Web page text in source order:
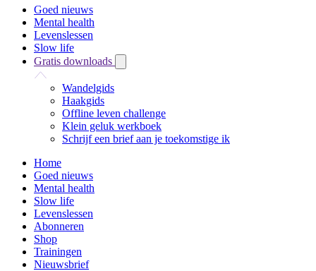
Goed nieuws
Mental health
Levenslessen
Slow life
Gratis downloads
Wandelgids
Haakgids
Offline leven challenge
Klein geluk werkboek
Schrijf een brief aan je toekomstige ik
Home
Goed nieuws
Mental health
Slow life
Levenslessen
Abonneren
Shop
Trainingen
Nieuwsbrief